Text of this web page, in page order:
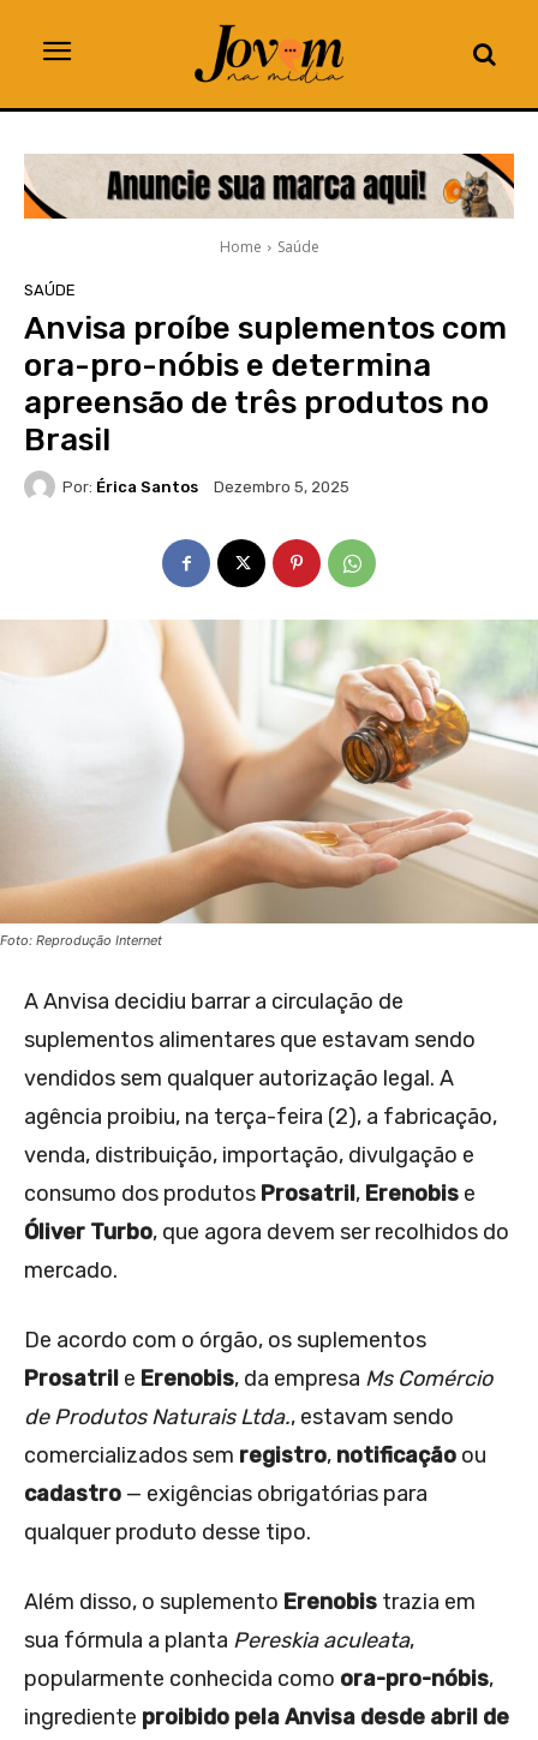
Home Saúde
SAÚDE
Anvisa proíbe suplementos com
ora-pro-nóbis e determina
apreensão de três produtos no
Brasil
Por: Érica Santos Dezembro 5, 2025
Foto: Reprodução Internet
A Anvisa decidiu barrar a circulação de
suplementos alimentares que estavam sendo
vendidos sem qualquer autorização legal. A
agência proibiu, na terça-feira (2), a fabricação,
venda, distribuição, importação, divulgação e
consumo dos produtos Prosatril, Erenobis e
Óliver Turbo, que agora devem ser recolhidos do
mercado.
De acordo com o órgão, os suplementos
Prosatril e Erenobis, da empresa Ms Comércio
de Produtos Naturais Ltda., estavam sendo
comercializados sem registro, notificação ou
cadastro — exigências obrigatórias para
qualquer produto desse tipo.
Além disso, o suplemento Erenobis trazia em
sua fórmula a planta Pereskia aculeata,
popularmente conhecida como ora-pro-nóbis,
ingrediente proibido pela Anvisa desde abril de